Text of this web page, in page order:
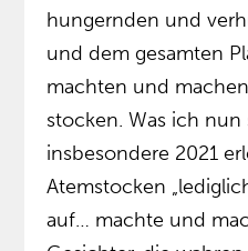
hungernden und
und dem gesamten
machten und
stocken. Was ich
insbesondere 2021
Atemstocken
auf… machte und